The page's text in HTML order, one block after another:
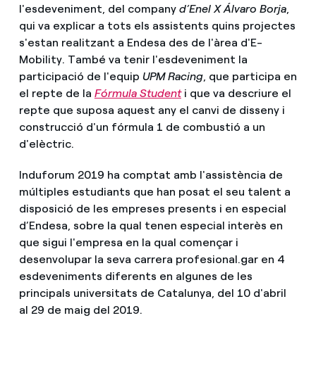
l'esdeveniment, del company d’Enel X Álvaro Borja,
qui va explicar a tots els assistents quins projectes
s'estan realitzant a Endesa des de l'àrea d'E-
Mobility. També va tenir l'esdeveniment la
participació de l'equip UPM Racing, que participa en
el repte de la Fórmula Studenti que va descriure el
repte que suposa aquest any el canvi de disseny i
construcció d'un fórmula 1 de combustió a un
d'elèctric.
Induforum 2019 ha comptat amb l'assistència de
múltiples estudiants que han posat el seu talent a
disposició de les empreses presents i en especial
d’Endesa, sobre la qual tenen especial interès en
que sigui l'empresa en la qual començar i
desenvolupar la seva carrera profesional.gar en 4
esdeveniments diferents en algunes de les
principals universitats de Catalunya, del 10 d'abril
al 29 de maig del 2019.